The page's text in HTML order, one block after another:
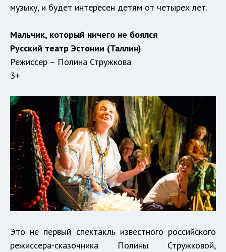
музыку, и будет интересен детям от четырех лет.
Мальчик, который ничего не боялся
Русский театр Эстонии (Таллин)
Режиссер – Полина Стружкова
3+
Это не первый спектакль известного российского
режиссера-сказочника Полины Стружковой,